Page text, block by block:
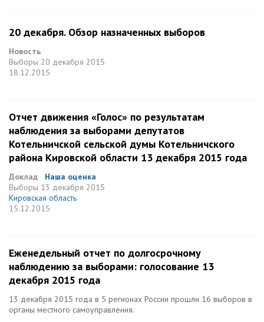
20 декабря. Обзор назначенных выборов
Новость
Выборы 20 декабря 2015
18.12.2015
Отчет движения «Голос» по результатам
наблюдения за выборами депутатов
Котельничской сельской думы Котельничского
района Кировской области 13 декабря 2015 года
Доклад
Наша оценка
Выборы 13 декабря 2015
Кировская область
15.12.2015
Еженедельный отчет по долгосрочному
наблюдению за выборами: голосование 13
декабря 2015 года
13 декабря 2015 года в 5 регионах России прошли 16 выборов в
органы местного самоуправления.